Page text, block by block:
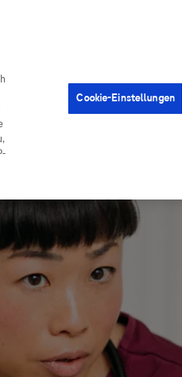
Cookie-Einstellungen